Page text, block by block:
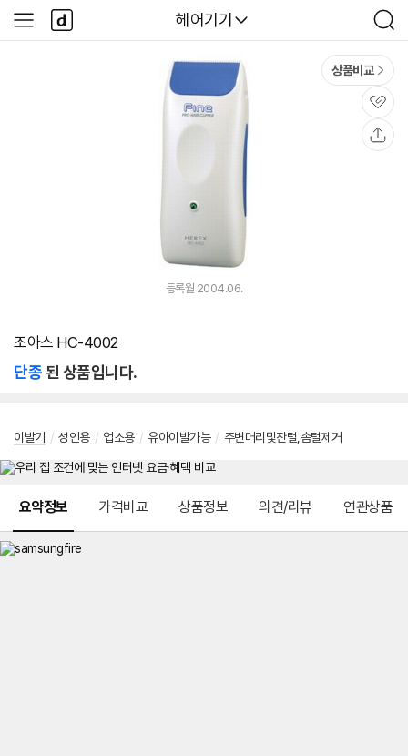
다나와
헤어기기
검
색
사
이
다
나
와
상품비교
관
심
등록월 2004.06.
조아스 HC-4002
단종된 상품입니다.
이발기 / 성인용 / 업소용 / 유아이발가능 / 주변머리및잔털,솜털제거
요약정보 가격비교 상품정보 의견/리뷰 연관상품